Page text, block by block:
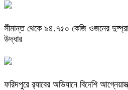
সীমান্ত থেকে ৯৪.৭৫০ কেজি ওজনের
উদ্ধার
ফরিদপুরে র‌্যাবের অভিযানে বিদেশি